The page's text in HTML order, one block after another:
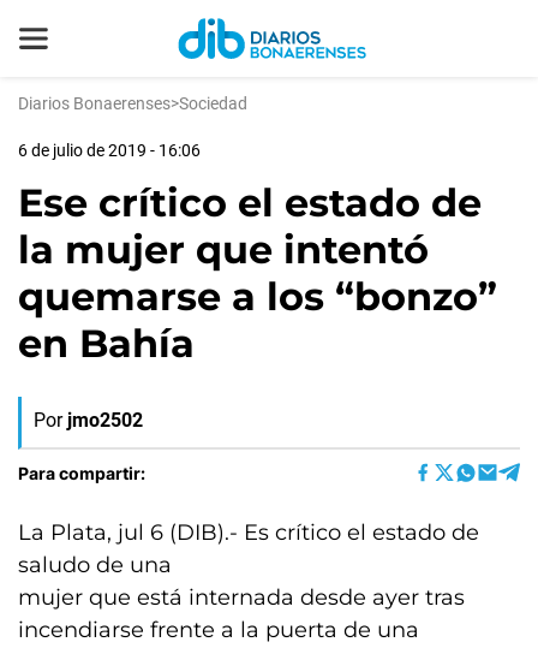
Diarios Bonaerenses>Sociedad
6 de julio de 2019 - 16:06
Ese crítico el estado de
la mujer que intentó
quemarse a los “bonzo”
en Bahía
Por jmo2502
Para compartir:
La Plata, jul 6 (DIB).- Es crítico el estado de
saludo de una
mujer que está internada desde ayer tras
incendiarse frente a la puerta de una